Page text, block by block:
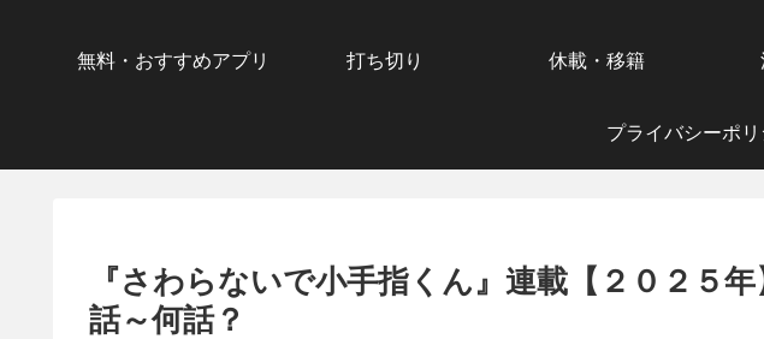
無料・おすすめアプリ 打ち切り 休載・移籍
プライバシーポリ
『さわらないで小手指くん』連載【２０２５
話～何話？